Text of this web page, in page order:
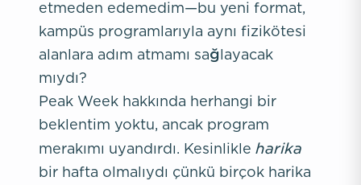
etmeden edemedim—bu yeni format,
kampüs programlarıyla aynı fizikötesi
alanlara adım atmamı sağlayacak
mıydı?
Peak Week hakkında herhangi bir
beklentim yoktu, ancak program
merakımı uyandırdı. Kesinlikle harika
bir hafta olmalıydı çünkü birçok harika